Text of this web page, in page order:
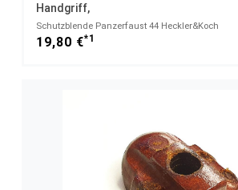
Handgriff,
Schutzblende Panzerfaust 44 Heckler&Koch
19,80 €*1